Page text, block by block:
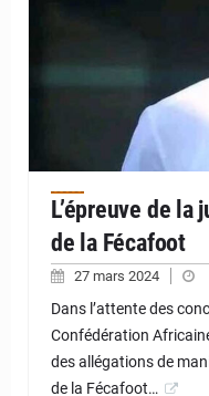
L’épreuve de
de la Fécafoot
27 mars 2024
Dans l’attente des
Confédération
des allégations de
de la Fécafoot…